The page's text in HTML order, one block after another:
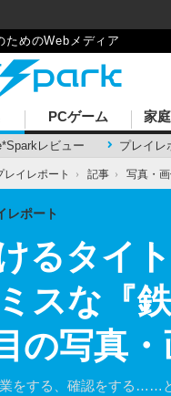
ためのWebメディア
レビュー プレイレ
PCゲーム 家
レイレポート › 記事 › 写真・
るタイ
スな『
の写真
をする、確認をする……
レポート